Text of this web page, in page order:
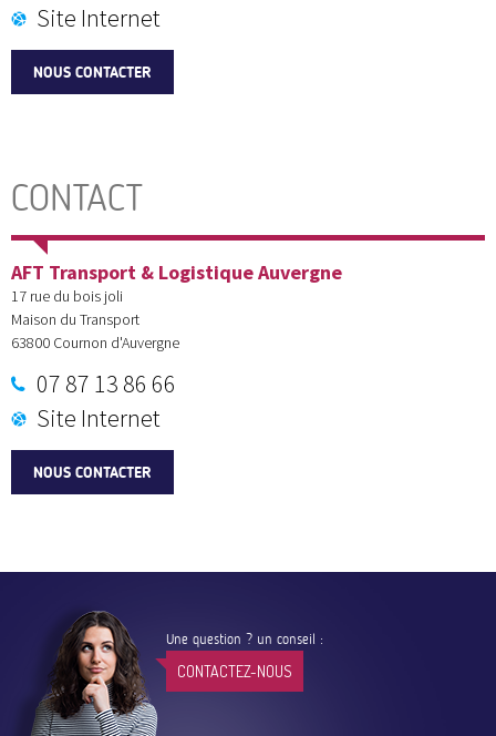
Site Internet
NOUS CONTACTER
CONTACT
AFT Transport & Logistique Auvergne
17 rue du bois joli
Maison du Transport
63800 Cournon d'Auvergne
07 87 13 86 66
Site Internet
NOUS CONTACTER
Une question ? un conseil :
CONTACTEZ-NOUS